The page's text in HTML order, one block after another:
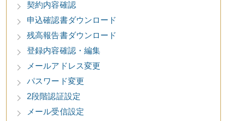
契約内容確認
申込確認書ダウンロード
残高報告書ダウンロード
登録内容確認・編集
メールアドレス変更
パスワード変更
2段階認証設定
メール受信設定